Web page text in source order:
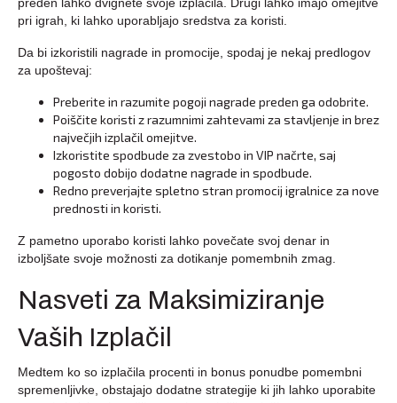
pri igrah, ki lahko uporabljajo sredstva za koristi.
Da bi izkoristili nagrade in promocije, spodaj je nekaj predlogov
za upoštevaj:
Preberite in razumite pogoji nagrade preden ga odobrite.
Poiščite koristi z razumnimi zahtevami za stavljenje in brez
največjih izplačil omejitve.
Izkoristite spodbude za zvestobo in VIP načrte, saj
pogosto dobijo dodatne nagrade in spodbude.
Redno preverjajte spletno stran promocij igralnice za nove
prednosti in koristi.
Z pametno uporabo koristi lahko povečate svoj denar in
izboljšate svoje možnosti za dotikanje pomembnih zmag.
Nasveti za Maksimiziranje
Vaših Izplačil
Medtem ko so izplačila procenti in bonus ponudbe pomembni
spremenljivke, obstajajo dodatne strategije ki jih lahko uporabite